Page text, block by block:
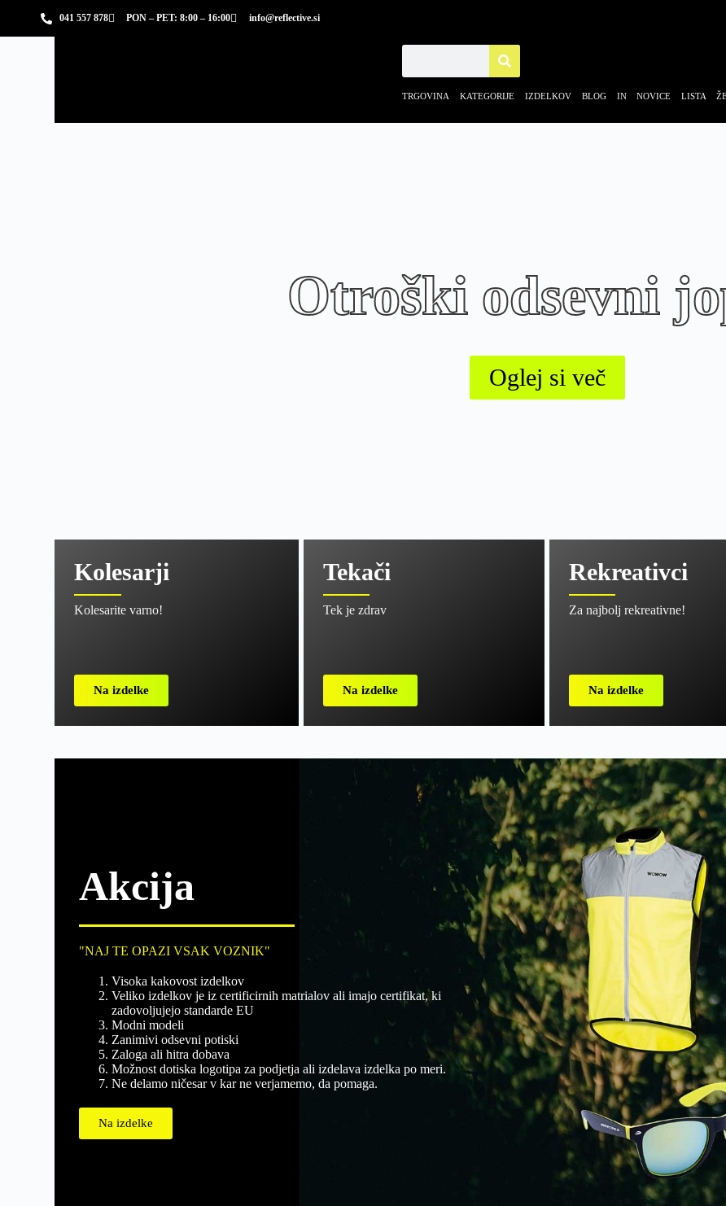
041 557 878 PON – PET: 8:00 – 16:00 info@reflective.si
TRGOVINA KATEGORIJE IZDELKOV BLOG IN NOVICE LISTA
Otroški odsevni
Oglej si več
Kolesarji
Kolesarite varno!
Na izdelke
Tekači
Tek je zdrav
Na izdelke
Rekreativci
Za najbolj rekreativne!
Na izdelke
Akcija
"NAJ TE OPAZI VSAK VOZNIK"
Visoka kakovost izdelkov
Veliko izdelkov je iz certificirnih matrialov ali imajo certifikat, ki
zadovoljujejo standarde EU
Modni modeli
Zanimivi odsevni potiski
Zaloga ali hitra dobava
Možnost dotiska logotipa za podjetja ali izdelava izdelka po meri.
Ne delamo ničesar v kar ne verjamemo, da pomaga.
Na izdelke